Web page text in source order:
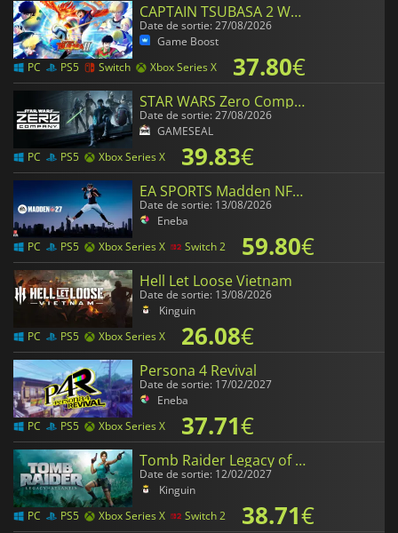
CAPTAIN TSUBASA 2 WORLD FIGHTERS
Date de sortie: 27/08/2026
Game Boost
PC
PS5 Switch Xbox Series X 37.80€
STAR WARS Zero Company
Date de sortie: 27/08/2026
GAMESEAL
PC
PS5 Xbox Series X 39.83€
EA SPORTS Madden NFL 27
Date de sortie: 13/08/2026
Eneba
PC
PS5 Xbox Series X Switch 2 59.80€
Hell Let Loose Vietnam
Date de sortie: 13/08/2026
Kinguin
PC
PS5 Xbox Series X 26.08€
Persona 4 Revival
Date de sortie: 17/02/2027
Eneba
PC
PS5 Xbox Series X 37.71€
Tomb Raider Legacy of Atlantis
Date de sortie: 12/02/2027
Kinguin
PC
PS5 Xbox Series X Switch 2 38.71€